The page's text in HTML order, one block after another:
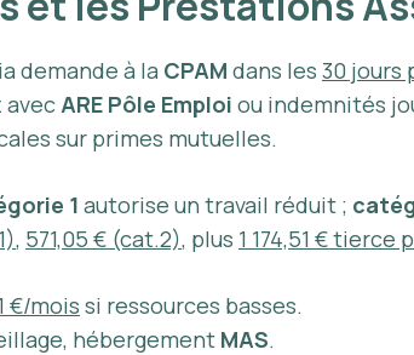
demande à la CPAM dans les 30 jours
avecARE Pôle Emploi ou indemnités
sur primes mutuelles.
1 autorise un travail réduit ;
, 571,05 € (cat.2), plus 1 174,51 € tierce
€/mois si ressources basses.
hébergement MAS.